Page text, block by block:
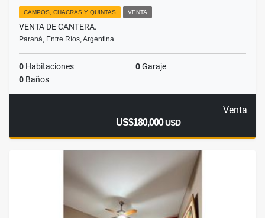
CAMPOS, CHACRAS Y QUINTAS VENTA
VENTA DE CANTERA.
Paraná, Entre Ríos, Argentina
0 Habitaciones 0Garaje
0 Baños
Venta
US$180,000USD